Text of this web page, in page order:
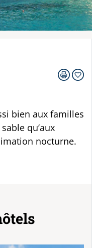
bien aux familles
qu’aux
nocturne.